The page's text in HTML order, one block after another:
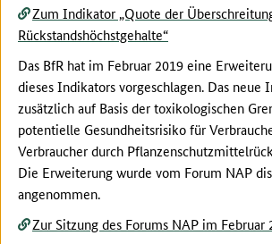
Zum Indikator „Quote der
Rückstandshöchstgehalte“
Das BfR hat im Februar 2019 eine
dieses Indikators vorgeschlagen. Das neue
zusätzlich auf Basis der toxikologischen
potentielle Gesundheitsrisiko für
Verbraucher durch
Die Erweiterung wurde vom Forum NAP
angenommen.
Zur Sitzung des Forums NAP im Februar